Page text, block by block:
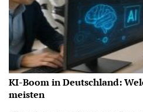
KI-Boom in Deutschland:
meisten